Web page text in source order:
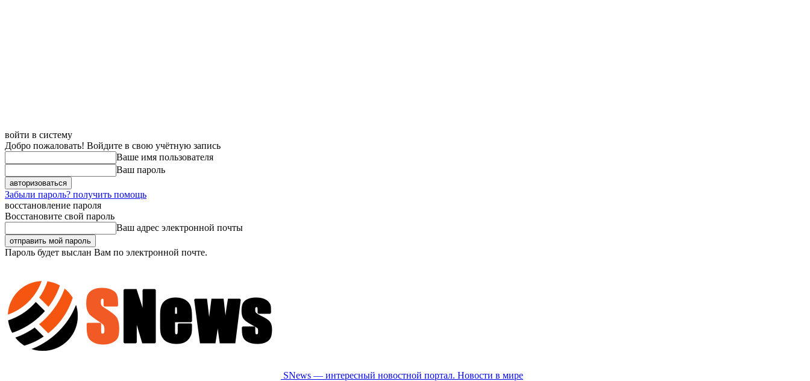
войти в систему
Добро пожаловать! Войдите в свою учётную запись
Ваше имя пользователя
Ваш пароль
Забыли пароль? получить помощь
восстановление пароля
Восстановите свой пароль
Ваш адрес электронной почты
Пароль будет выслан Вам по электронной почте.
SNews — интересный новостной портал. Новости в мире